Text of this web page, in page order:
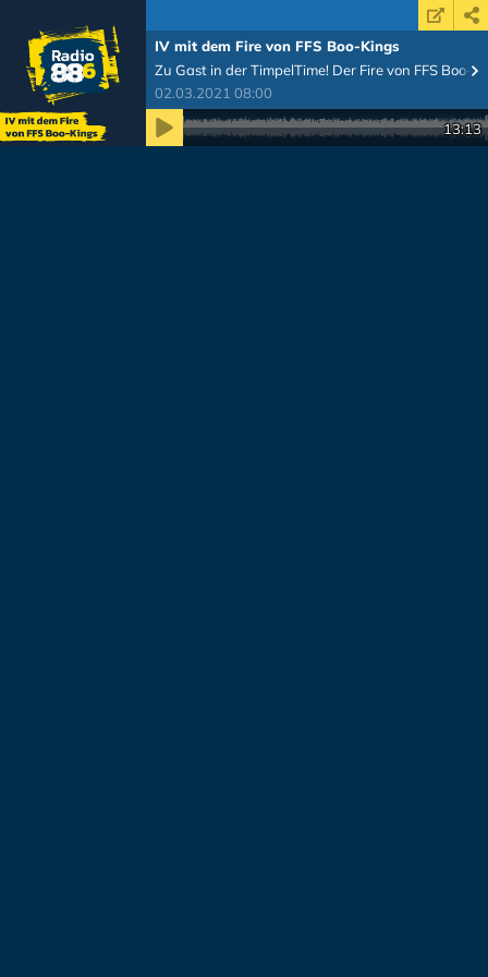
IV mit dem Fire von FFS Boo-Kings
Zu Gast in der TimpelTime! Der Fire von FFS
02.03.2021 08:00
Zeit 13:13